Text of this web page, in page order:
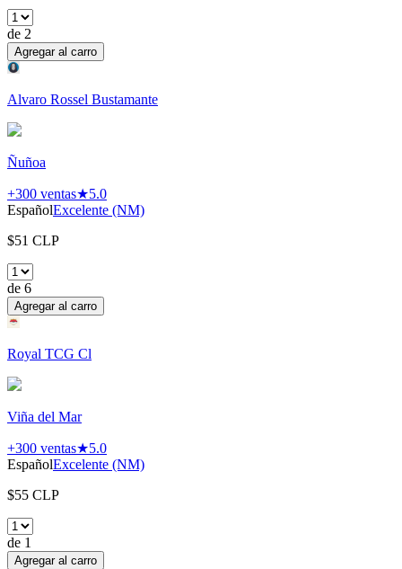
de 2
Agregar al carro
Alvaro Rossel Bustamante
Ñuñoa
+300 ventas★5.0
EspañolExcelente (NM)
$51 CLP
de 6
Agregar al carro
Royal TCG Cl
Viña del Mar
+300 ventas★5.0
EspañolExcelente (NM)
$55 CLP
de 1
Agregar al carro